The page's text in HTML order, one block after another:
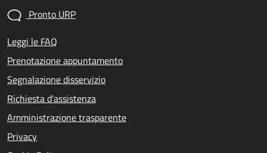
Pronto URP
Leggi le FAQ
Prenotazione appuntamento
Segnalazione disservizio
Richiesta d'assistenza
Amministrazione trasparente
Privacy